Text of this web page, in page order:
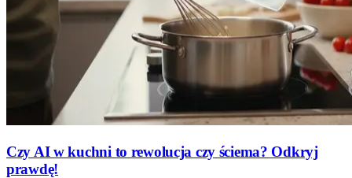
Czy AI w kuchni to rewolucja czy ściema? Odkryj
prawdę!